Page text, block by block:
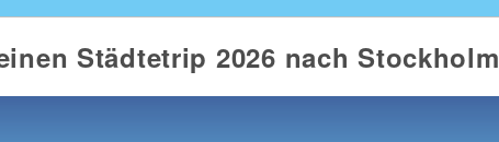
Städtetrip 2026 nach Stockholm